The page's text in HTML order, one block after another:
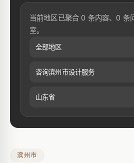
当前地区已聚合 0 条内容、0 条
室。
全部地区
咨询滨州市设计服务
山东省
滨州市